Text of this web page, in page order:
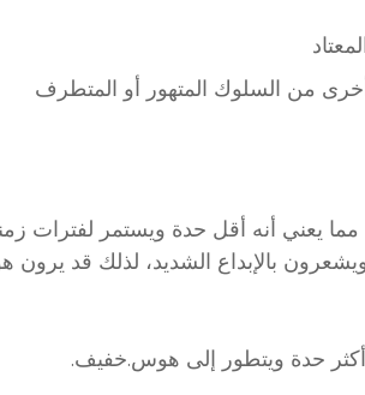
أخرى من السلوك المتهور أو المتطرف
يعني أنه أقل حدة ويستمر لفترات
بالإبداع الشديد، لذلك قد يرون
حدة ويتطور إلى هوس.خفيف.